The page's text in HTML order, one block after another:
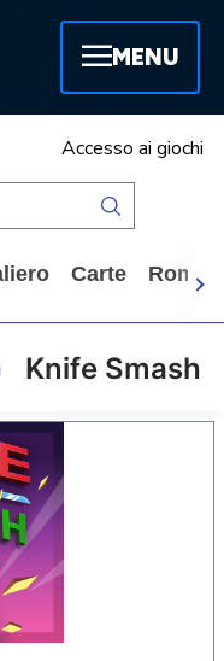
MENU
Accesso ai giochi
Carte
Knife Smash